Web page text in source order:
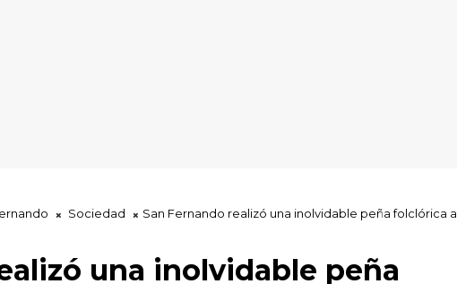
Sociedad
San Fernando realizó una inolvidable peña folclórica a
una inolvidable peña